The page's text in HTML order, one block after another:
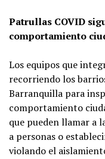
Patrullas COVID
comportamiento
Los equipos que
recorriendo los
Barranquilla para
comportamiento
que pueden llamar a
a personas o
violando el